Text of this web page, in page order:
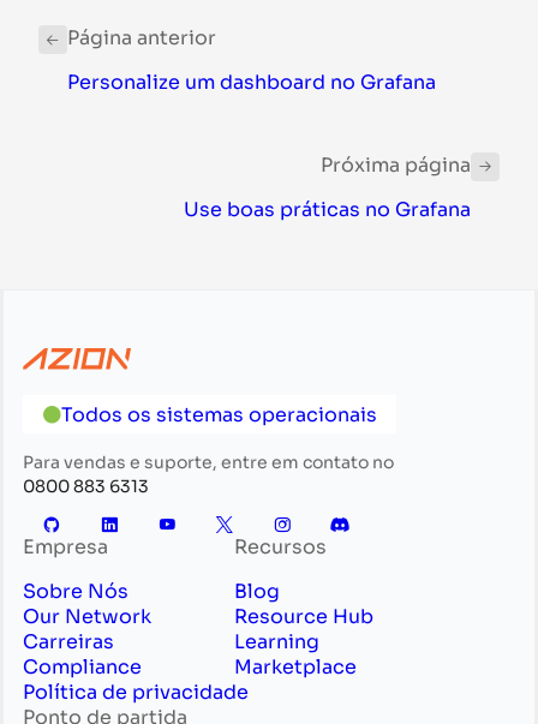
Página anterior
Personalize um dashboard no Grafana
Próxima página
Use boas práticas no Grafana
Todos os sistemas operacionais
Para vendas e suporte, entre em contato no
0800 883 6313
Empresa
Sobre Nós
Our Network
Carreiras
Compliance
Política de privacidade
Recursos
Blog
Resource Hub
Learning
Marketplace
Ponto de partida